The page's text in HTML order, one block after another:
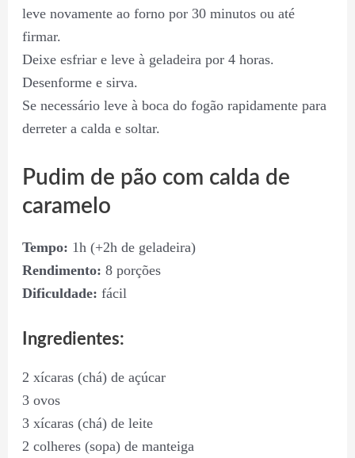
leve novamente ao forno por 30 minutos ou até
firmar.
Deixe esfriar e leve à geladeira por 4 horas.
Desenforme e sirva.
Se necessário leve à boca do fogão rapidamente para
derreter a calda e soltar.
Pudim de pão com calda de
caramelo
Tempo: 1h (+2h de geladeira)
Rendimento: 8 porções
Dificuldade: fácil
Ingredientes:
2 xícaras (chá) de açúcar
3 ovos
3 xícaras (chá) de leite
2 colheres (sopa) de manteiga